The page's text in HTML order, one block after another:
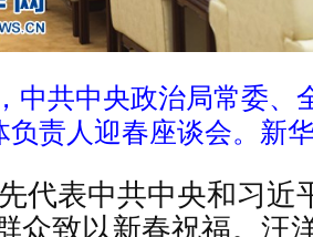
中共中央政治局常委、
负责人迎春座谈会。新
代表中共中央和习近
众致以新春祝福。汪